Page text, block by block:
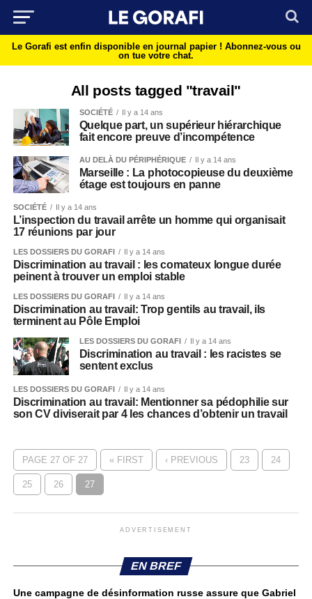
Le Gorafi est enfin disponible en journal papier ! Abonnez-vous ou
on tue votre chat.
All posts tagged "travail"
SOCIÉTÉ Il y a 14 ans
Quelque part, un supérieur hiérarchique
fait encore preuve d’incompétence
AU DELÀ DU PÉRIPHÉRIQUE Il y a 14 ans
Marseille : La photocopieuse du deuxième
étage est toujours en panne
SOCIÉTÉ Il y a 14 ans
L’inspection du travail arrête un homme qui organisait
17 réunions par jour
LES DOSSIERS DU GORAFI Il y a 14 ans
Discrimination au travail : les comateux longue durée
peinent à trouver un emploi stable
LES DOSSIERS DU GORAFI Il y a 14 ans
Discrimination au travail: Trop gentils au travail, ils
terminent au Pôle Emploi
LES DOSSIERS DU GORAFI Il y a 14 ans
Discrimination au travail : les racistes se
sentent exclus
LES DOSSIERS DU GORAFI Il y a 14 ans
Discrimination au travail: Mentionner sa pédophilie sur
son CV diviserait par 4 les chances d’obtenir un travail
PAGE 27 OF 27 « FIRST ‹ PREVIOUS 23 24
25 26 27
ADVERTISEMENT
EN BREF
Une campagne de désinformation russe assure que Gabriel